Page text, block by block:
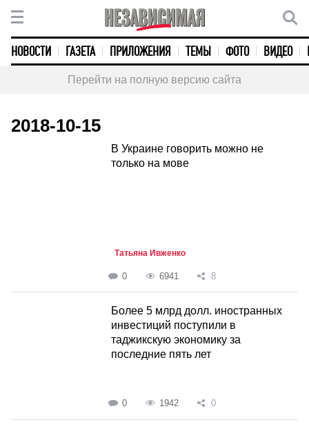
НОВОСТИ ГАЗЕТА ПРИЛОЖЕНИЯ ТЕМЫ ФОТО ВИДЕО
Перейти на полную версию сайта
2018-10-15
В Украине говорить можно не
только на мове
Татьяна Ивженко
0 6941 8
Более 5 млрд долл. иностранных
инвестиций поступили в
таджикскую экономику за
последние пять лет
0 1942 0